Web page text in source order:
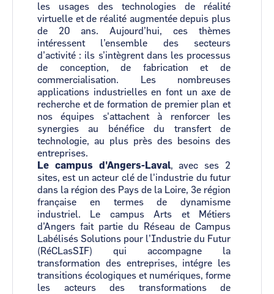
les usages des technologies de réalité
virtuelle et de réalité augmentée depuis plus
de 20 ans. Aujourd’hui, ces thèmes
intéressent l’ensemble des secteurs
d’activité : ils s’intègrent dans les processus
de conception, de fabrication et de
commercialisation. Les nombreuses
applications industrielles en font un axe de
recherche et de formation de premier plan et
nos équipes s'attachent à renforcer les
synergies au bénéfice du transfert de
technologie, au plus près des besoins des
entreprises.
Le campus d'Angers-Laval, avec ses 2
sites, est un acteur clé de l'industrie du futur
dans la région des Pays de la Loire, 3e région
française en termes de dynamisme
industriel. Le campus Arts et Métiers
d’Angers fait partie du Réseau de Campus
Labélisés Solutions pour l’Industrie du Futur
(RéCLasSIF) qui accompagne la
transformation des entreprises, intégre les
transitions écologiques et numériques, forme
les acteurs des transformations de